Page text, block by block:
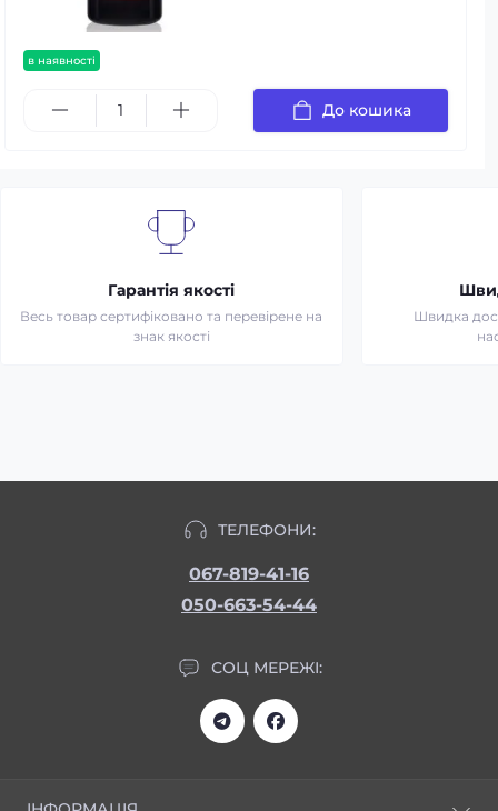
в наявності
До кошика
Гарантія якості
Весь товар сертифіковано та перевірене на
знак якості
Швидка
ТЕЛЕФОНИ:
067-819-41-16
050-663-54-44
СОЦ МЕРЕЖІ: